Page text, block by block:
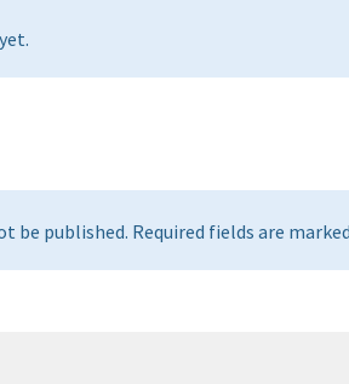
be published. Required fields are